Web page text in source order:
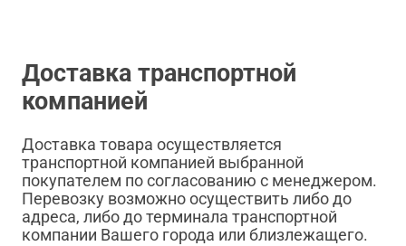
Доставка транспортной
компанией
Доставка товара осуществляется
транспортной компанией выбранной
покупателем по согласованию с менеджером.
Перевозку возможно осуществить либо до
адреса, либо до терминала транспортной
компании Вашего города или близлежащего.